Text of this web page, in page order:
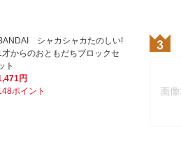
法人窓口
シャカシャカたのしい!
才からのおともだちブロックセ
ト
円
ポイント